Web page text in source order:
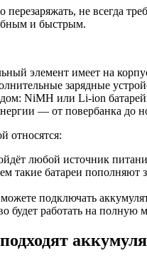
перезаряжать, не всегда
и быстрым.
элемент имеет на
зарядные
NiMH или Li-ion
— от повербанка до
относятся:
любой источник
такие батареи
подключать
будет работать на полную